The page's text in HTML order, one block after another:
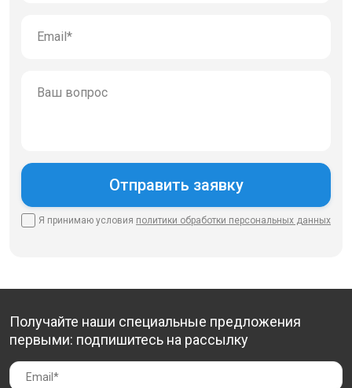
Я принимаю условия политики обработки персональных данных
Получайте наши специальные предложения
первыми: подпишитесь на рассылку